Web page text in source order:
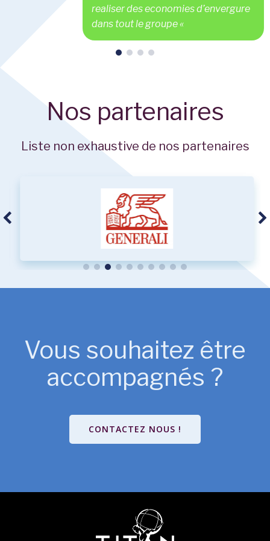
realiser des economies d’envergure
dans tout le groupe«
Nos partenaires
Liste non exhaustive de nos partenaires
Vous souhaitez être
accompagnés ?
CONTACTEZ NOUS !